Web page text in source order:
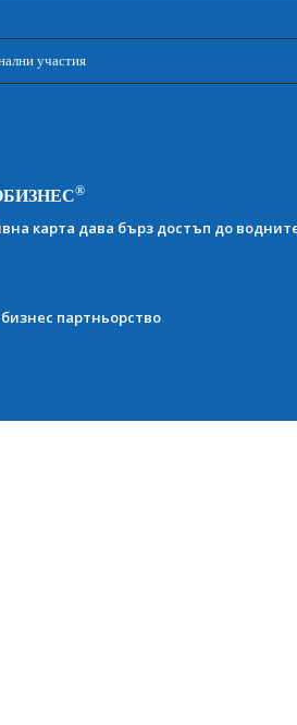
участия
®
карта дава бърз достъп до
партньорство